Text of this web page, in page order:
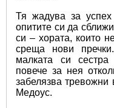
Тя жадува за
опитите си да
си – хората, които
среща нови
малката си
повече за нея
забелязва
Медоус.